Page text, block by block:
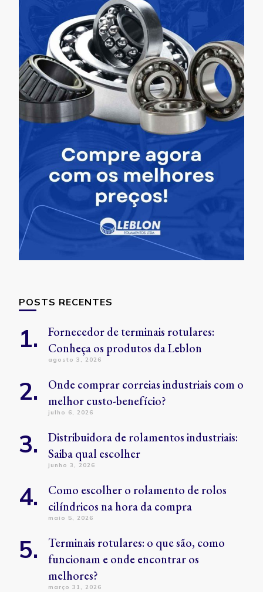
POSTS RECENTES
Fornecedor de terminais rotulares:
Conheça os produtos da Leblon
agosto 3, 2026
Onde comprar correias industriais com o
melhor custo-benefício?
julho 6, 2026
Distribuidora de rolamentos industriais:
Saiba qual escolher
junho 3, 2026
Como escolher o rolamento de rolos
cilíndricos na hora da compra
maio 5, 2026
Terminais rotulares: o que são, como
funcionam e onde encontrar os
melhores?
março 31, 2026